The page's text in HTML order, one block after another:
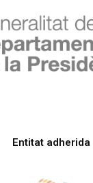
Entitat adherida